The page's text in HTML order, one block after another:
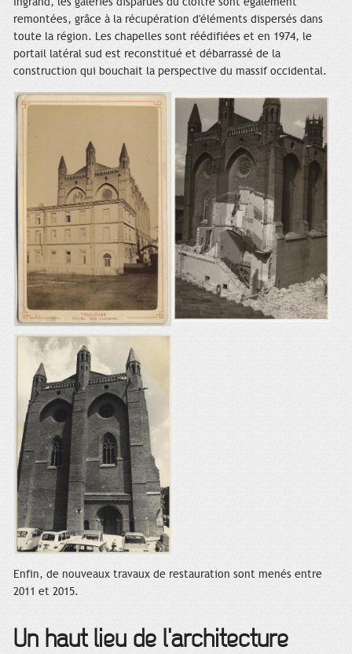
remontées, grâce à la récupération d'éléments dispersés dans
toute la région. Les chapelles sont réédifiées et en 1974, le
portail latéral sud est reconstitué et débarrassé de la
construction qui bouchait la perspective du massif occidental.
Enfin, de nouveaux travaux de restauration sont menés entre
2011 et 2015.
Un haut lieu de l'architecture